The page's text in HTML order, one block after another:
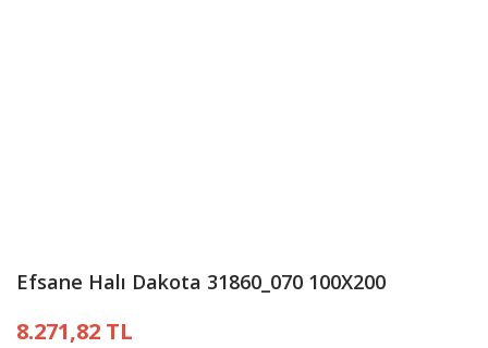
Efsane Halı Dakota 31860_070 100X200
8.271,82 TL